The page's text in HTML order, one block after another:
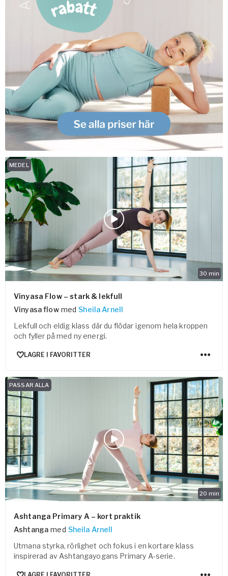
30 min
MEDEL
Vinyasa Flow – stark & lekfull
Vinyasa flow med Sheila Arnell
Lekfull och eldig klass där du flödar igenom hela kroppen
och fyller på med ny energi.
LAGRE I FAVORITTER
20 min
PASSAR ALLA
Ashtanga Primary A – kort praktik
Ashtanga med Sheila Arnell
Utmana styrka, rörlighet och fokus i en kortare klass
inspirerad av Ashtangayogans Primary A-serie.